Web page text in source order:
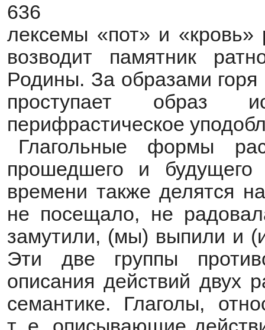
636
лексемы «пот» и
возводит памятник
Родины. За образами
проступает образ
перифрастическое
Глагольные формы
прошедшего и будущего
времени также делятся
не посещало, не
замутили, (мы) выпили и
Эти две группы
описания действий двух
семантике. Глаголы,